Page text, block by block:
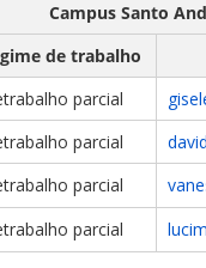
Campus Santo
de trabalho
parcial
parcial
parcial
parcial